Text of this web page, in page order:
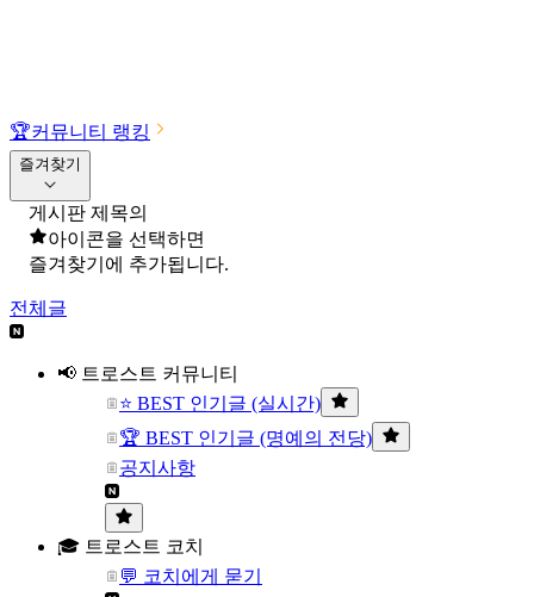
🏆커뮤니티 랭킹
즐겨찾기
게시판 제목의
아이콘을 선택하면
즐겨찾기에 추가됩니다.
전체글
📢 트로스트 커뮤니티
⭐ BEST 인기글 (실시간)
🏆 BEST 인기글 (명예의 전당)
공지사항
🎓 트로스트 코치
💬 코치에게 묻기